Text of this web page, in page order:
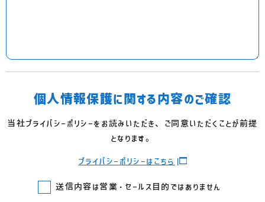
個人情報保護に関する内容のご確認
当社プライバシーポリシーをお読みいただき、ご同意いただくことが前提
となります。
プライバシーポリシーはこちら
送信内容は営業・セールス目的ではありません